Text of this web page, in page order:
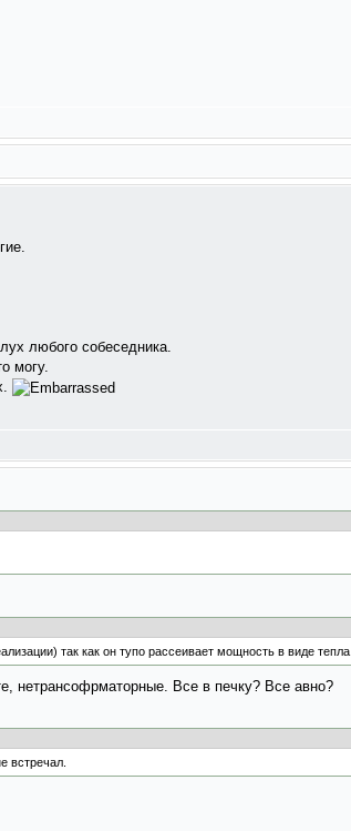
любого собеседника.
могу.
так как он тупо рассеивает мощность в виде тепла.
нетрансофрматорные. Все в печку? Все авно?
встречал.